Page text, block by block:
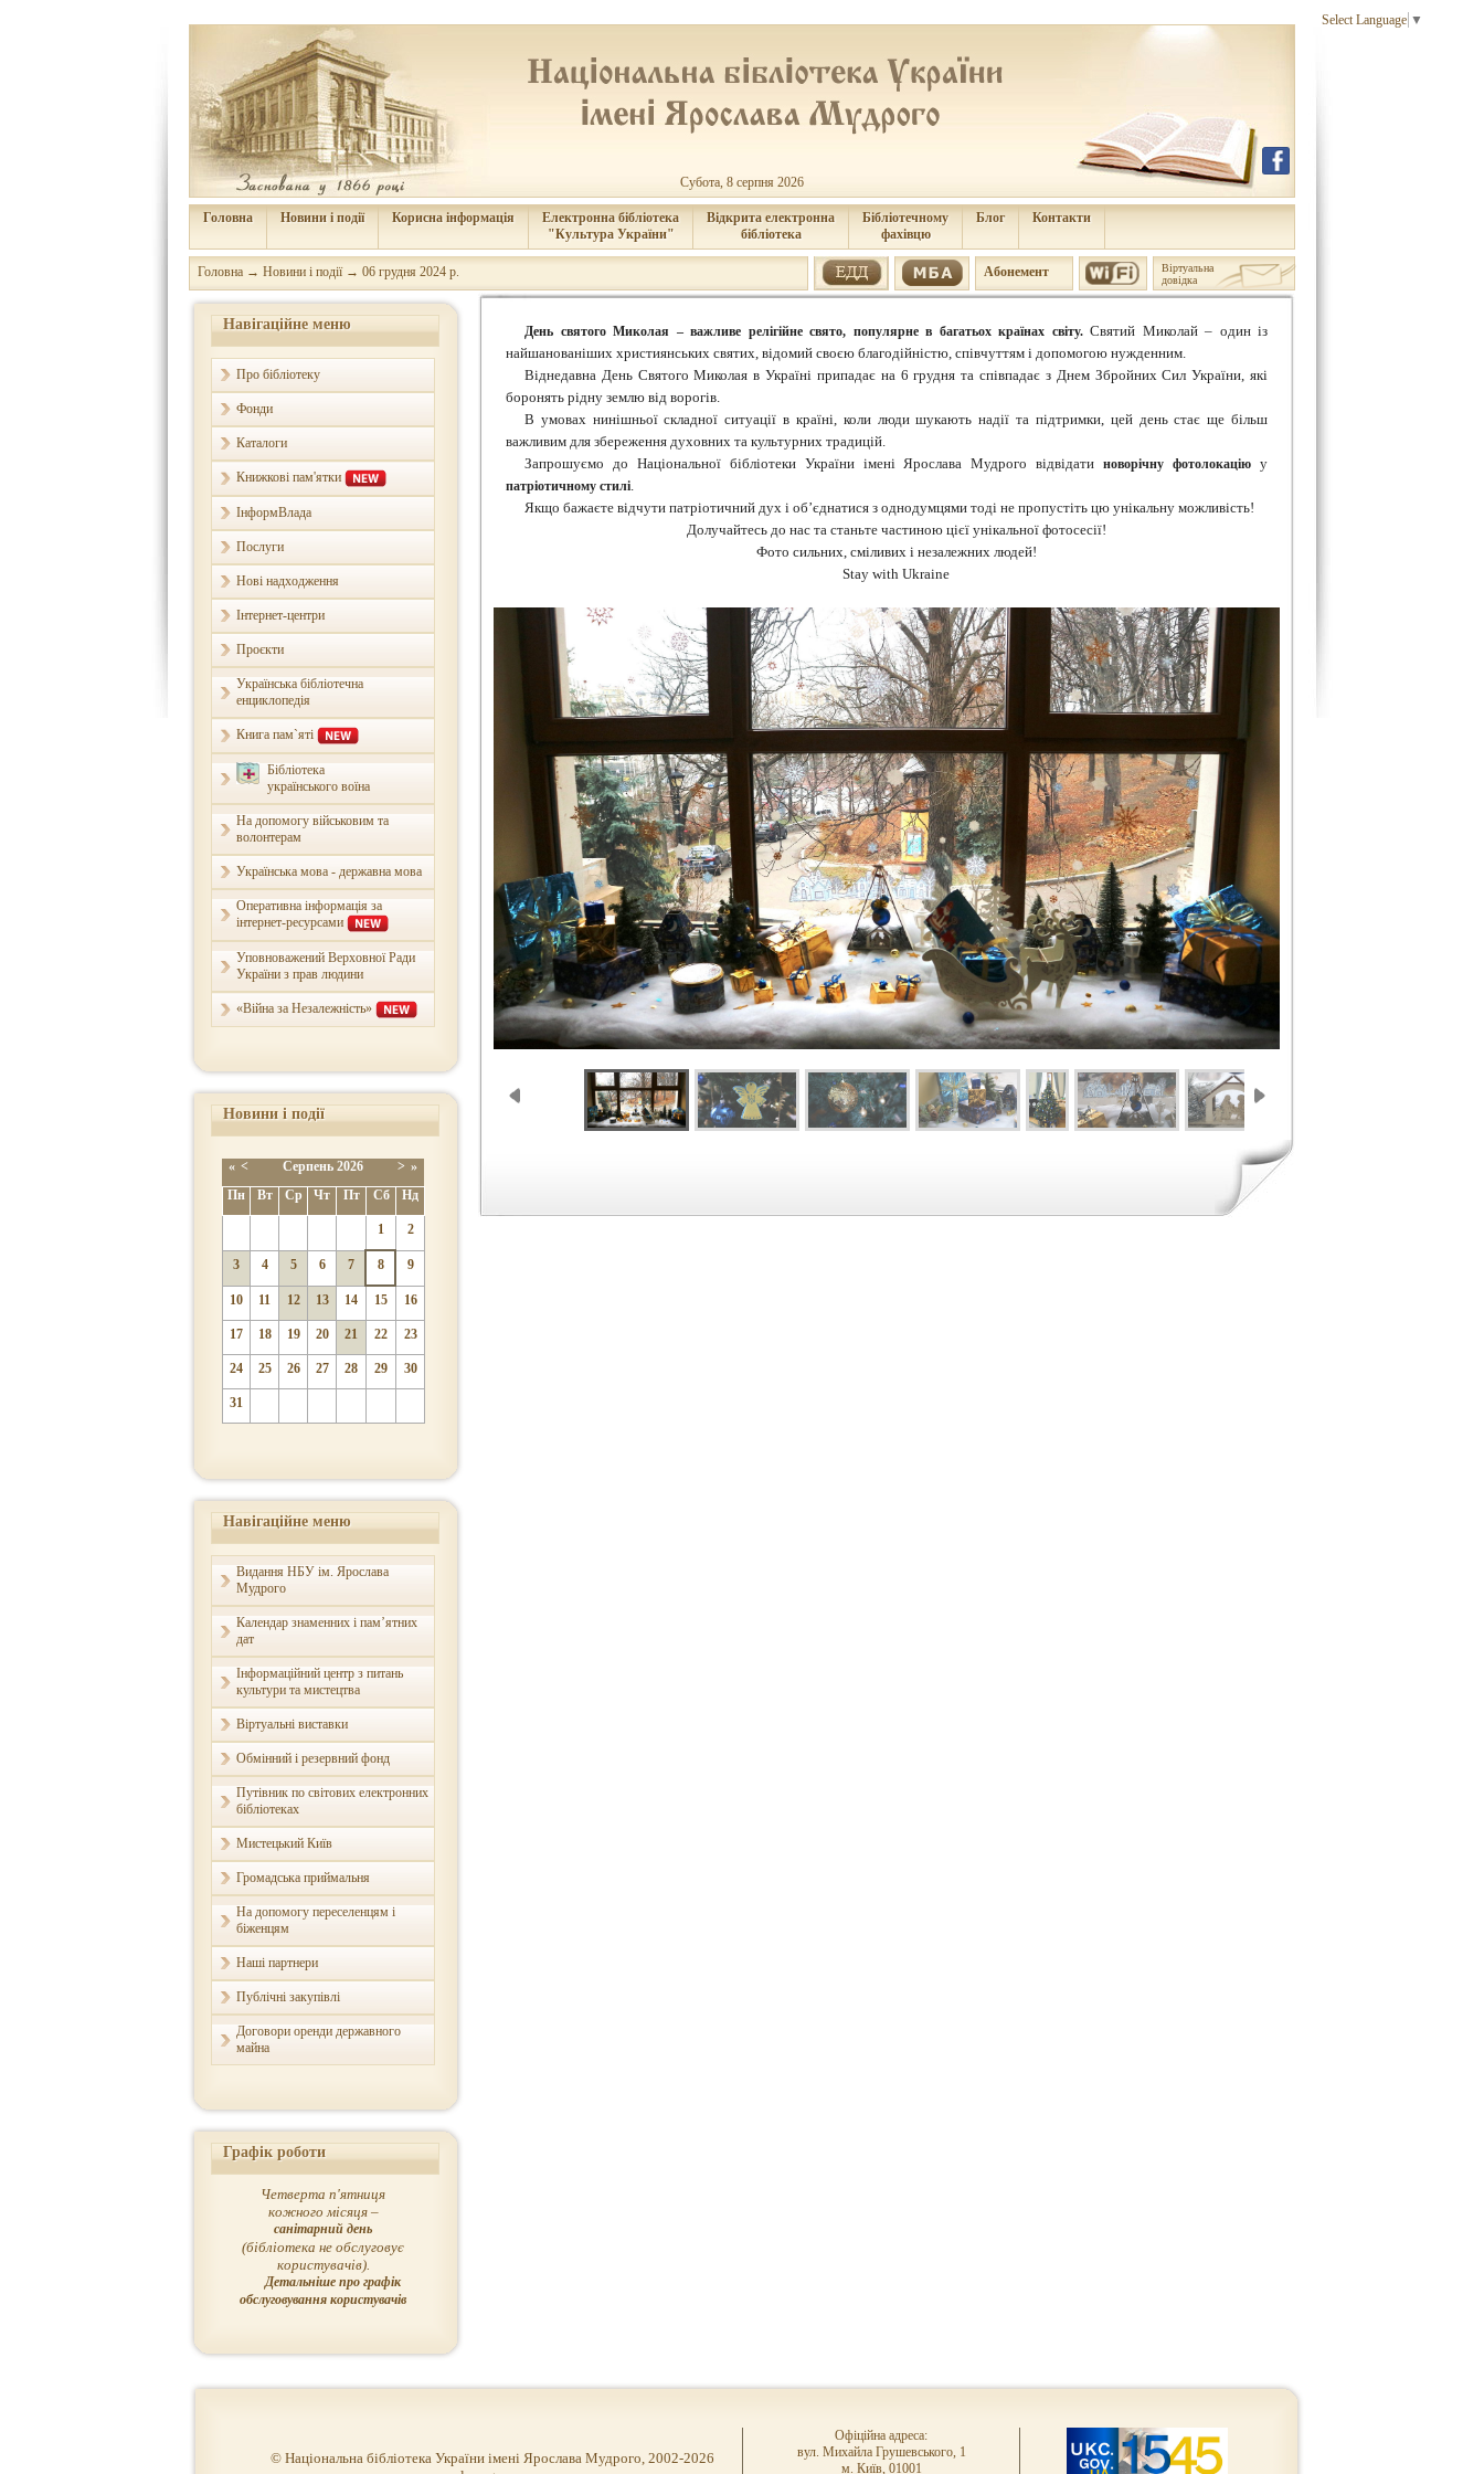
Select Language ▼
Субота, 8 серпня 2026
Головна Новини і події Корисна інформація
Електронна бібліотека
"Культура України"
Відкрита електронна
бібліотека
Бібліотечному
фахівцю
Блог Контакти
Головна → Новини і події→ 06 грудня 2024 р. Aбонемент
Віртуальна
довідка
Навігаційне меню
Про бібліотеку
Фонди
Каталоги
Книжкові пам'ятки
ІнформВлада
Послуги
Нові надходження
Інтернет-центри
Проєкти
Українська бібліотечна
енциклопедія
Книга пам`яті
Бібліотека
українського воїна
На допомогу військовим та
волонтерам
Українська мова - державна мова
Оперативна інформація за
інтернет-ресурсами
Уповноважений Верховної Ради
України з прав людини
«Війна за Незалежність»
Новини і події
« < Серпень2026 > »
Пн
Вт Ср Чт Пт Сб Нд
1 2
3 4 5 6 7 8 9
10 11 12 13 14 15 16
17 18 19 20 21 22 23
24 25 26 27 28 29 30
31
Навігаційне меню
Видання НБУ ім. Ярослава
Мудрого
Календар знаменних і пам’ятних
дат
Інформаційний центр з питань
культури та мистецтва
Віртуальні виставки
Обмінний і резервний фонд
Путівник по світових електронних
бібліотеках
Мистецький Київ
Громадська приймальня
На допомогу переселенцям і
біженцям
Наші партнери
Публічні закупівлі
Договори оренди державного
майна
Графік роботи
Четверта п'ятниця
кожного місяця –
санітарний день
(бібліотека не обслуговує
користувачів).
Детальніше про графік
обслуговування користувачів
День святого Миколая – важливе релігійне свято, популярне в багатьох країнах світу. Святий Миколай – один із
найшанованіших християнських святих, відомий своєю благодійністю, співчуттям і допомогою нужденним.
Віднедавна День Святого Миколая в Україні припадає на 6 грудня та співпадає з Днем Збройних Сил України, які
боронять рідну землю від ворогів.
В умовах нинішньої складної ситуації в країні, коли люди шукають надії та підтримки, цей день стає ще більш
важливим для збереження духовних та культурних традицій.
Запрошуємо до Національної бібліотеки України імені Ярослава Мудрого відвідатиноворічну фотолокацію у
патріотичному стилі.
Якщо бажаєте відчути патріотичний дух і об’єднатися з однодумцями тоді не пропустіть цю унікальну можливість!
Долучайтесь до нас та станьте частиною цієї унікальної фотосесії!
Фото сильних, сміливих і незалежних людей!
Stay with Ukraine
© Національна бібліотека України імені Ярослава Мудрого, 2002-2026
Офіційна адреса:
вул. Михайла Грушевського, 1
м. Київ, 01001